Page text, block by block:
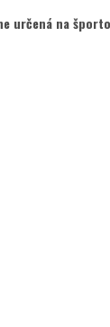
určená na